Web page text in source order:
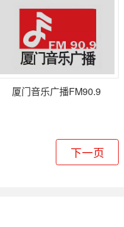
厦门音乐广播FM90.9
下一页